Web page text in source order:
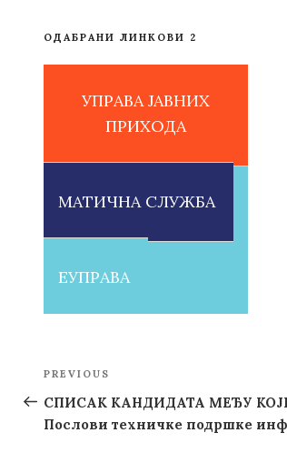
ОДАБРАНИ ЛИНКОВИ 2
УПРАВА ЈАВНИХ
ПРИХОДА
МАТИЧНА СЛУЖБА
ЕУПРАВА
Post
navigation
Previous
Post
PREVIOUS
СПИСАК КАНДИДАТА МЕЂУ
Послови техничке подршке